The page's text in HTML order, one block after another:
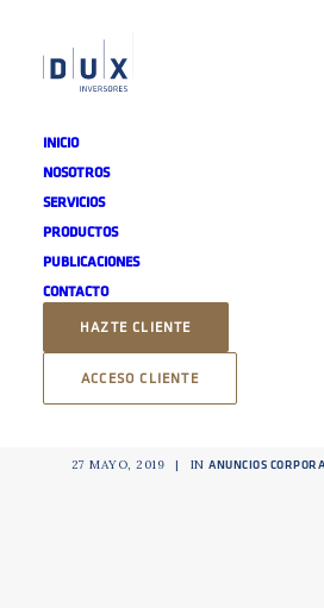
INICIO
NOSOTROS
SERVICIOS
PRODUCTOS
PUBLICACIONES
CONTACTO
HAZTE CLIENTE
ACCESO CLIENTE
General
27 MAYO, 2019 | IN ANUNCIOS